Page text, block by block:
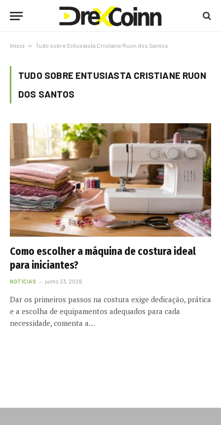
Início » Tudo sobre Entusiasta Cristiane Ruon dos Santos
TUDO SOBRE ENTUSIASTA CRISTIANE RUON
DOS SANTOS
Como escolher a máquina de costura ideal
para iniciantes?
NOTÍCIAS junho 23, 2026
Dar os primeiros passos na costura exige dedicação, prática
e a escolha de equipamentos adequados para cada
necessidade, comenta a…